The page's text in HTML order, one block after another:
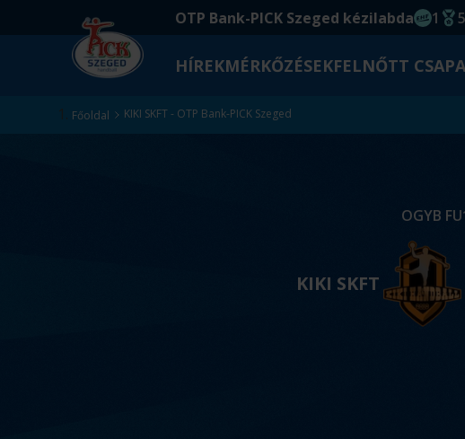
OTP Bank-PICK Szeged kézilabda
EHF
1 5
HÍREKMÉRKŐZÉSEKFELNŐTT
Főoldal KIKI SKFT - OTP Bank-PICK Szeged
OGYB
KIKI SKFT